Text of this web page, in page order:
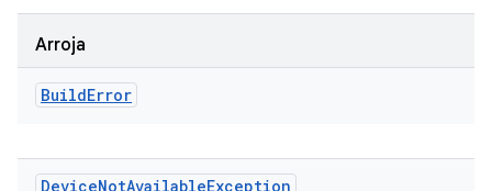
Arroja
BuildError
DeviceNotAvailableException